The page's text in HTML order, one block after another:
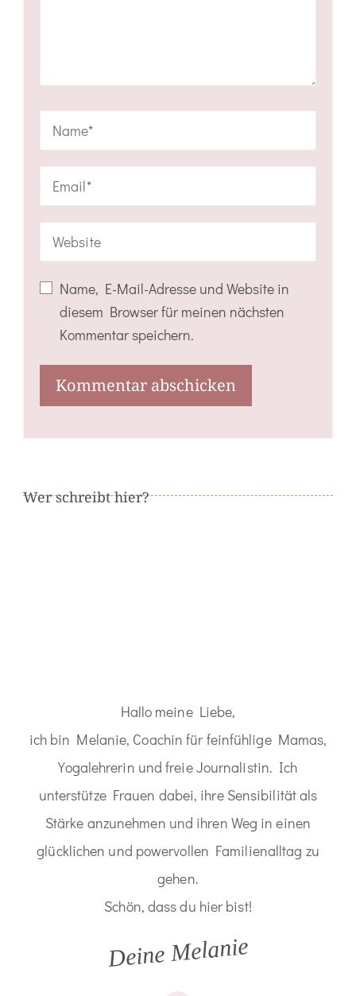
Name, E-Mail-Adresse und Website in
diesem Browser für meinen nächsten
Kommentar speichern.
Wer schreibt hier?
Hallo meine Liebe,
ich bin Melanie, Coachin für feinfühlige Mamas,
Yogalehrerin und freie Journalistin. Ich
unterstütze Frauen dabei, ihre Sensibilität als
Stärke anzunehmen und ihren Weg in einen
glücklichen und powervollen Familienalltag zu
gehen.
Schön, dass du hier bist!
Deine Melanie